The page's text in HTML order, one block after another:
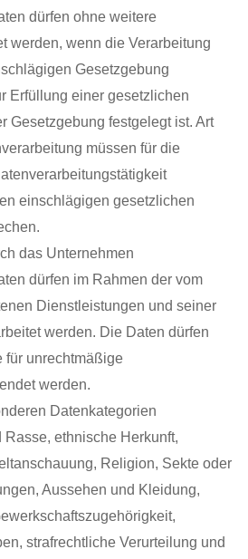
dürfen ohne weitere
werden, wenn die Verarbeitung
Gesetzgebung
Erfüllung einer gesetzlichen
Gesetzgebung festgelegt ist. Art
müssen für die
einschlägigen gesetzlichen
das Unternehmen
dürfen im Rahmen der vom
Dienstleistungen und seiner
werden. Die Daten dürfen
für unrechtmäßige
werden.
Datenkategorien
Rasse, ethnische Herkunft,
Religion, Sekte oder
Aussehen und Kleidung,
strafrechtliche Verurteilung und